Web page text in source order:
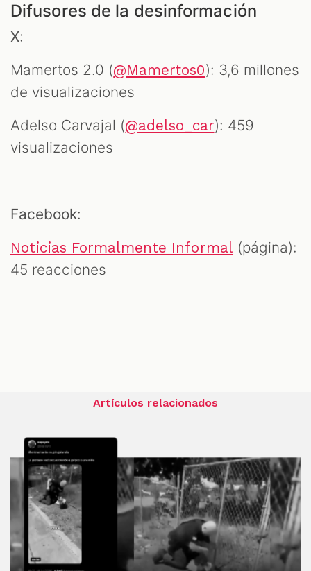
Difusores de la desinformación
X:
Mamertos 2.0 (@Mamertos0): 3,6 millones
de visualizaciones
Adelso Carvajal (@adelso_car): 459
visualizaciones
Facebook:
Noticias Formalmente Informal(página):
45 reacciones
Artículos relacionados